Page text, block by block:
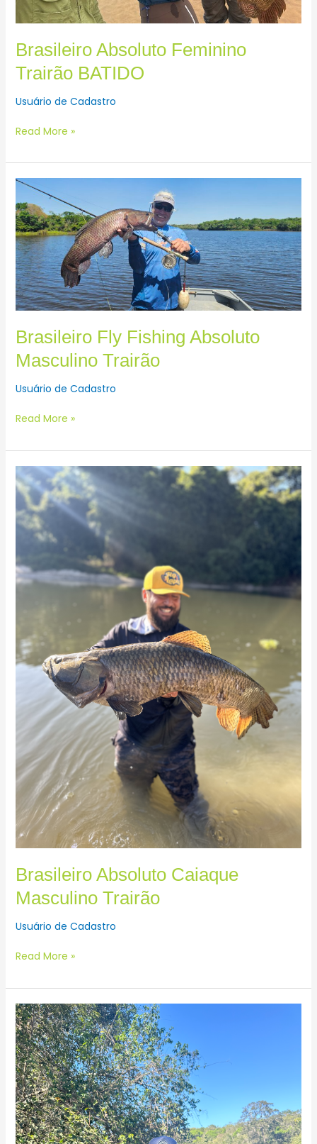
Brasileiro Absoluto Feminino
Trairão BATIDO
Usuário de Cadastro
Read More »
Brasileiro Fly Fishing Absoluto
Masculino Trairão
Usuário de Cadastro
Brasileiro
Fly
Fishing
Absoluto
Masculino
Trairão
Read More »
Brasileiro Absoluto Caiaque
Masculino Trairão
Usuário de Cadastro
Brasileiro
Absoluto
Caiaque
Masculino
Trairão
Read More »
Mato-
Grossense
Absoluto
Masculino
Trairão